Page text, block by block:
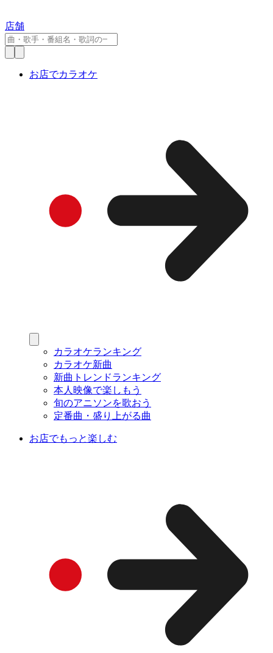
店舗
お店でカラオケ
カラオケランキング
カラオケ新曲
新曲トレンドランキング
本人映像で楽しもう
旬のアニソンを歌おう
定番曲・盛り上がる曲
お店でもっと楽しむ